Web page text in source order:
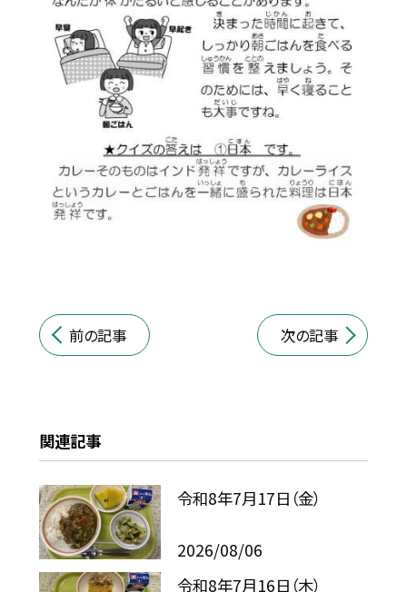
前の記事 次の記事
関連記事
令和8年7月17日（金）
2026/08/06
令和8年7月16日（木）